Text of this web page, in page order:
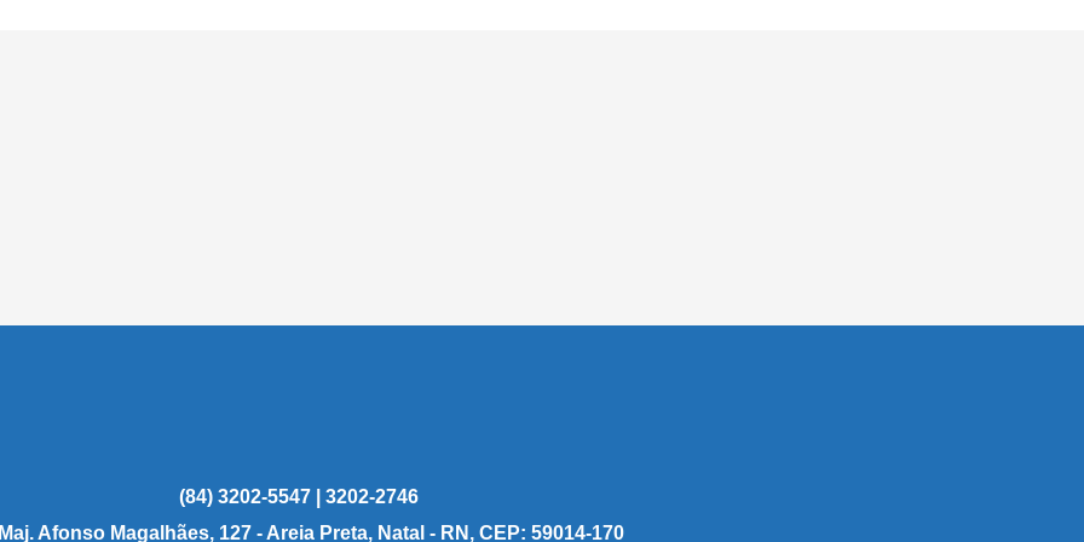
(84) 3202-5547 | 3202-2746
Afonso Magalhães, 127 - Areia Preta, Natal - RN, CEP: 59014-170